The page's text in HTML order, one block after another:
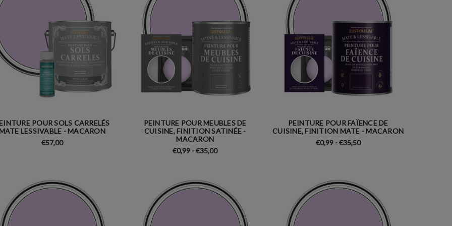
POUR SOLS CARRELÉS
LESSIVABLE - MACARON
€57,00
PEINTURE POUR MEUBLES DE
CUISINE, FINITION SATINÉE -
MACARON
€0,99 - €35,00
PEINTURE POUR FAÏENCE DE
CUISINE, FINITION MATE - MACARON
€0,99 - €35,50